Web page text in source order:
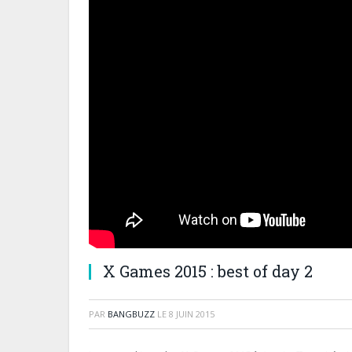
X Games 2015 : best of day 2
PAR BANGBUZZ LE 8 JUIN 2015